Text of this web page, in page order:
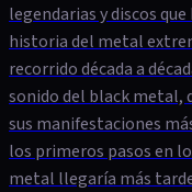
legendarias y discos
historia del metal
recorrido década a
sonido del black metal,
sus manifestaciones
los primeros pasos en
metal llegaría más